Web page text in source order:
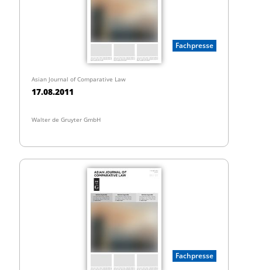
Fachpresse
Asian Journal of Comparative Law
17.08.2011
Walter de Gruyter GmbH
Fachpresse